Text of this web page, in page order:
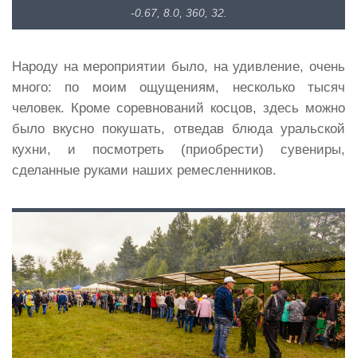
-0.67, 8.0, 360, 32.
Народу на мероприятии было, на удивление, очень
много: по моим ощущениям, несколько тысяч
человек. Кроме соревнований косцов, здесь можно
было вкусно покушать, отведав блюда уральской
кухни, и посмотреть (приобрести) сувениры,
сделанные руками наших ремесленников.